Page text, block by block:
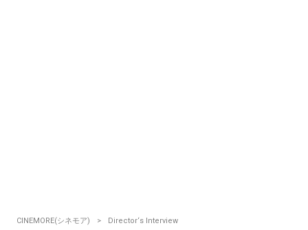
CINEMORE(シネモア)
Director‘s Interview